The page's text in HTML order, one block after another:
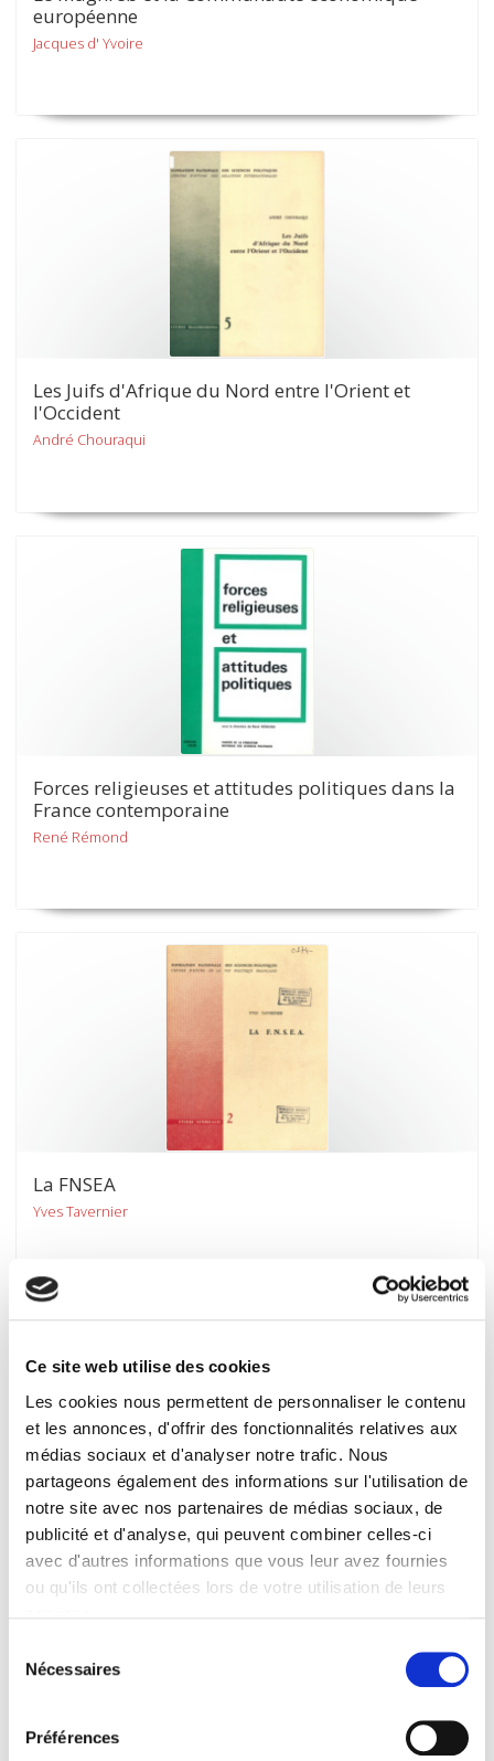
Ce site web utilise des cookies
Les cookies nous permettent de personnaliser le contenu
et les annonces, d'offrir des fonctionnalités relatives aux
médias sociaux et d'analyser notre trafic. Nous
partageons également des informations sur l'utilisation de
notre site avec nos partenaires de médias sociaux, de
publicité et d'analyse, qui peuvent combiner celles-ci
avec d'autres informations que vous leur avez fournies
ou qu'ils ont collectées lors de votre utilisation de leurs
Nécessaires
Préférences
européenne
Jacques d' Yvoire
Les Juifs d'Afrique du Nord entre l'Orient et
l'Occident
André Chouraqui
Forces religieuses et attitudes politiques dans la
France contemporaine
René Rémond
La FNSEA
Yves Tavernier
L'état des forces politiques à la veille de
l'élection présidentielle